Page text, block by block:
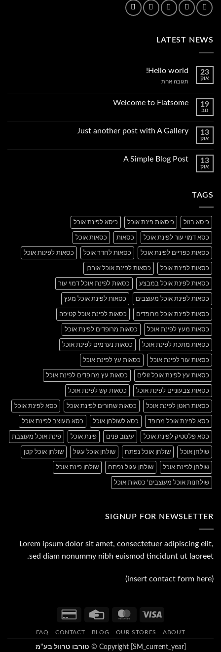
LATEST NEWS
23
אוק
Hello world!
תגובה אחתעל
19
נוב
Welcome to Flatsome
Welcome
13
אוק
Just another post with A Gallery
Just
13
אוק
A Simple Blog Post
TAGS
כיסא בזול כיסאות פינת אוכל כיסא לפינת אוכל
כסא דמוי עור לפינת אוכל כסאות כסאות אוכל
כסאות כפריים לפינת אוכל כסאות לחדר אוכל כסאות לפינות אוכל
כסאות לפינת אוכל כסאות לפינת אוכל אורבן
כסאות לפינת אוכל במבצע כסאות לפינת אוכל דמוי עור
כסאות לפינת אוכל מעוצבים כסאות לפינת אוכל מעץ
כסאות לפינת אוכל מרופדים כסאות לפינת אוכל קטיפה
כסאות מעץ לפינת אוכל כסאות מרופדים לפינת אוכל
כסאות מתכת לפינת אוכל כסאות נערמים לפינת אוכל
כסאות עור לפינת אוכל כסאות עץ לפינת אוכל
כסאות עץ לפינת אוכל זולים כסאות עץ מרופדים לפינת אוכל
כסאות צבעוניים לפינת אוכל כסאות קש לפינת אוכל
כסאות ראטן לפינת אוכל כסאות שחורים לפינת אוכל כסא לפינת אוכל
כסא לפינת אוכל מרופד כסא לשולחן אוכל כסא מעוצב לפינת אוכל
כסא פלסטיק לפינת אוכל עיצוב פנים פינת אוכל פינת אוכל מעוצבת
שולחן אוכל שולחן אוכל נפתח שולחן אוכל עגול שולחן אוכל קטן
שולחן לפינת אוכל שולחן עגול נפתח שולחן פינת אוכל
שולחנות אוכל מעוצבים' כסאות אוכל
SIGNUP FOR NEWSLETTER
Lorem ipsum dolor sit amet, consectetuer adipiscing elit,
sed diam nonummy nibh euismod tincidunt ut laoreet.
(insert contact form here)
Visa
MasterCard
Credit
2
ABOUT
OUR STORES
BLOG
CONTACT
FAQ
Copyright [SM_current_year] © טורבו טרוול בע"מ